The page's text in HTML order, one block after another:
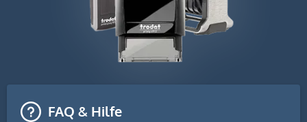
FAQ & Hilfe